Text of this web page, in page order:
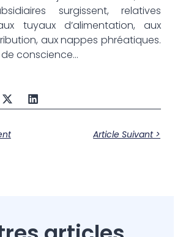
surgissent, relatives
tuyaux d’alimentation, aux
aux nappes phréatiques.
conscience…
Article Suivant >